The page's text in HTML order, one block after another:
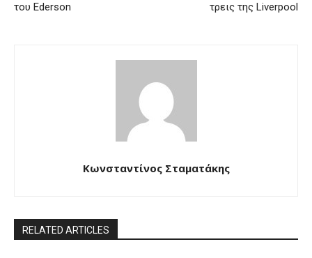
του Ederson
τρεις της Liverpool
Κωνσταντίνος Σταματάκης
RELATED ARTICLES